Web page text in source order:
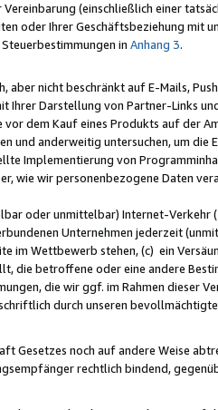
(einschließlich einer
oder Ihrer Geschäftsbeziehung mit
in Anhang 3.
nicht beschränkt auf E-Mails,
Ihrer Darstellung von Partner-Links
dem Kauf eines Produkts auf der
und anderweitig untersuchen, um die
Implementierung von
wie wir personenbezogene Daten
oder unmittelbar) Internet-Verkehr
Unternehmen jederzeit
im Wettbewerb stehen, (c) ein
die betroffene oder eine andere
die wir ggf. im Rahmen dieser
durch unseren
Gesetzes noch auf andere Weise
rechtlich bindend,